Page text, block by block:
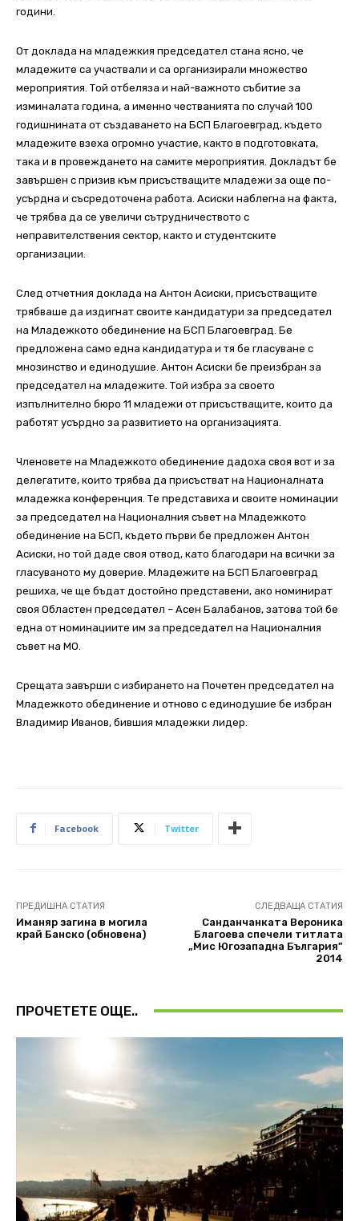
години.
От доклада на младежкия председател стана ясно, че
младежите са участвали и са организирали множество
мероприятия. Той отбеляза и най-важното събитие за
изминалата година, а именно честванията по случай 100
годишнината от създаването на БСП Благоевград, където
младежите взеха огромно участие, както в подготовката,
така и в провеждането на самите мероприятия. Докладът бе
завършен с призив към присъстващите младежи за още по-
усърдна и съсредоточена работа. Асиски наблегна на факта,
че трябва да се увеличи сътрудничеството с
неправителствения сектор, както и студентските
организации.
След отчетния доклада на Антон Асиски, присъстващите
трябваше да издигнат своите кандидатури за председател
на Младежкото обединение на БСП Благоевград. Бе
предложена само една кандидатура и тя бе гласуване с
мнозинство и единодушие. Антон Асиски бе преизбран за
председател на младежите. Той избра за своето
изпълнително бюро 11 младежи от присъстващите, които да
работят усърдно за развитието на организацията.
Членовете на Младежкото обединение дадоха своя вот и за
делегатите, които трябва да присъстват на Националната
младежка конференция. Те представиха и своите номинации
за председател на Националния съвет на Младежкото
обединение на БСП, където първи бе предложен Антон
Асиски, но той даде своя отвод, като благодари на всички за
гласуваното му доверие. Младежите на БСП Благоевград
решиха, че ще бъдат достойно представени, ако номинират
своя Областен председател – Асен Балабанов, затова той бе
една от номинациите им за председател на Националния
съвет на МО.
Срещата завърши с избирането на Почетен председател на
Младежкото обединение и отново с единодушие бе избран
Владимир Иванов, бившия младежки лидер.
Facebook Twitter
ПРЕДИШНА СТАТИЯ
Иманяр загина в могила
край Банско (обновена)
СЛЕДВАЩА СТАТИЯ
Санданчанката Вероника
Благоева спечели титлата
„Мис Югозападна България”
2014
ПРОЧЕТЕТЕ ОЩЕ..